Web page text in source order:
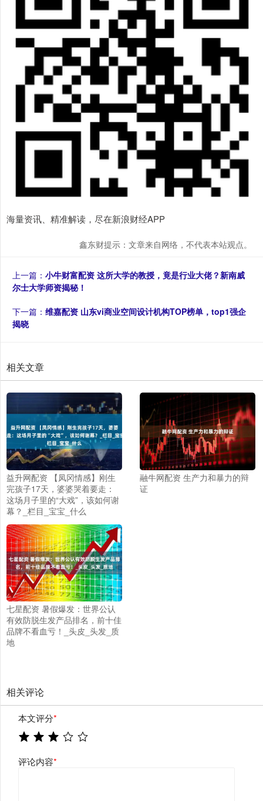
海量资讯、精准解读，尽在新浪财经APP
鑫东财提示：文章来自网络，不代表本站观点。
上一篇： 小牛财富配资 这所大学的教授，竟是行业大佬？新南威
尔士大学师资揭秘！
下一篇： 维嘉配资 山东vi商业空间设计机构TOP榜单，top1强企
揭晓
相关文章
益升网配资 【凤冈情感】刚生
完孩子17天，婆婆哭着要走：
这场月子里的“大戏”，该如何谢
幕？_栏目_宝宝_什么
融牛网配资 生产力和暴力的辩
证
七星配资 暑假爆发：世界公认
有效防脱生发产品排名，前十佳
品牌不看血亏！_头皮_头发_质
地
相关评论
本文评分*
评论内容*